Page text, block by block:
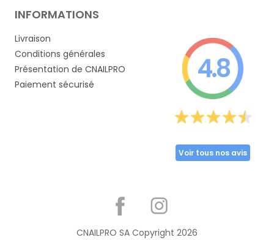
INFORMATIONS
Livraison
Conditions générales
Présentation de CNAILPRO
Paiement sécurisé
4.8
Voir tous nos avis
CNAILPRO SA Copyright 2026